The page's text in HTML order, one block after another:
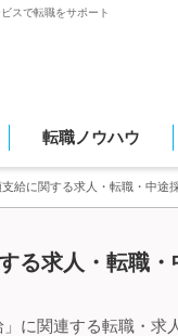
スで転職をサポート
転職ノウハウ
給に関する求人・転職・中途
る求人・転職
に関連する転職・